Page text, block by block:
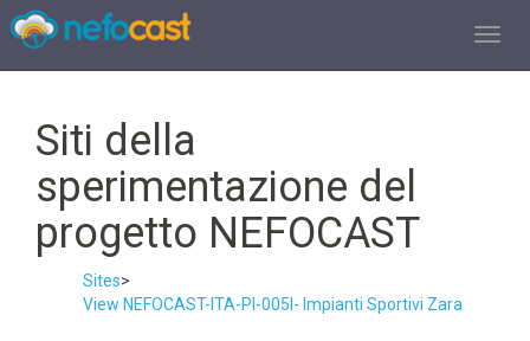
Siti della
sperimentazione del
progetto NEFOCAST
Sites>
View NEFOCAST-ITA-PI-005I- Impianti Sportivi Zara